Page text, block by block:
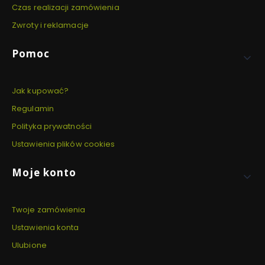
Czas realizacji zamówienia
Zwroty i reklamacje
Pomoc
Jak kupować?
Regulamin
Polityka prywatności
Ustawienia plików cookies
Moje konto
Twoje zamówienia
Ustawienia konta
Ulubione